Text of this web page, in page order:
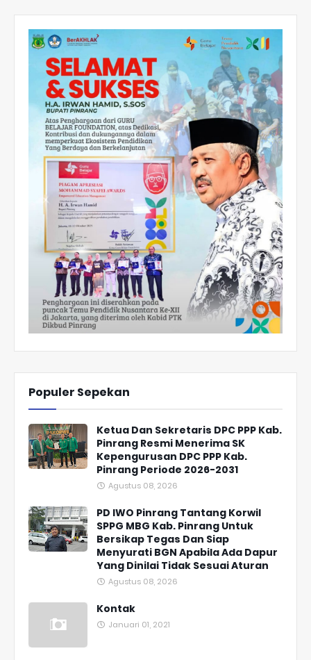
Populer Sepekan
Ketua Dan Sekretaris DPC PPP Kab.
Pinrang Resmi Menerima SK
Kepengurusan DPC PPP Kab.
Pinrang Periode 2026-2031
Agustus 08, 2026
PD IWO Pinrang Tantang Korwil
SPPG MBG Kab. Pinrang Untuk
Bersikap Tegas Dan Siap
Menyurati BGN Apabila Ada Dapur
Yang Dinilai Tidak Sesuai Aturan
Agustus 08, 2026
Kontak
Januari 01, 2021